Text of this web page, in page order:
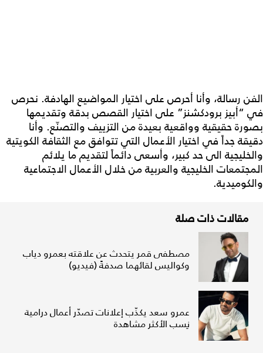
الفن رسالة، وأنا أحرص على اختيار المواضيع الهادفة. نحرص
في “أبيز برودكشنز” على اختيار القصص بدقة وتقديمها
بصورة حقيقية وواقعية بعيدة من التزييف والتصنّع. وأنا
دقيقة جداً في اختيار الأعمال التي تتوافق مع الثقافة الكويتية
والخليجية الى حد كبير، وأسعى دائماً لتقديم ما يلائم
المجتمعات الخليجية والعربية من خلال الأعمال الاجتماعية
والكوميدية.
مقالات ذات صلة
مصطفى قمر يتحدث عن علاقته بعمرو دياب
وكواليس لقائهما صدفةً (فيديو)
عمرو سعد يكذّب إعلانات تصدّر أعمال درامية
نِسب الأكثر مشاهدة